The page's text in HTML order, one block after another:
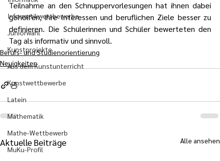
Informatikwettbewerbe
Juniorwahl
Kunstprojekte
Aus dem Kunstunterricht
Kunstwettbewerbe
Latein
Mathematik
Mathe-Wettbewerb
MuKu-Profil
Teilnahme an den Schnuppervorlesungen hat ihnen dabei
geholfen, ihre Interessen und beruflichen Ziele besser zu
definieren. Die Schülerinnen und Schüler bewerteten den
Tag als informativ und sinnvoll.
Berufs- und Studienorientierung
Neuigkeiten
Aktuelle Beiträge Alle ansehen